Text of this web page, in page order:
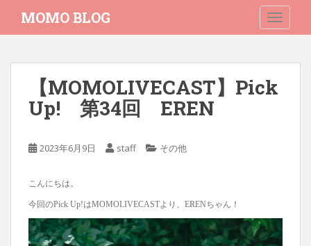
i
MOMO BLOG
【MOMOLIVECAST】Pick
Up! 第34回 EREN
2023年6月9日 staff その他
こんにちは。
今回のPick Up!はMOMOLIVECASTより、ERENちゃん！